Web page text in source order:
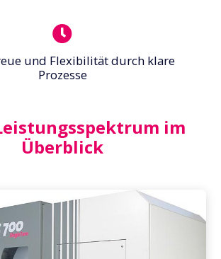
und Flexibilität durch klare
Prozesse
im
Überblick